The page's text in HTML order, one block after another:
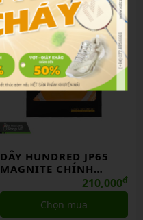
DÂY HUNDRED JP65
MAGNITE CHÍNH
210,000₫
Chọn mua